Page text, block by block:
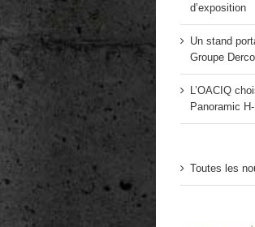
d’exposition
Un stand
Groupe Derco
L’OACIQ
Panoramic
Toutes les